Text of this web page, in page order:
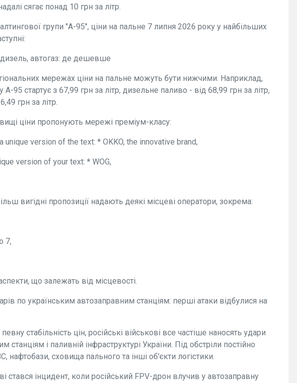
сягає понад 10 грн за літр.
групи "А-95", ціни на пальне 7 липня 2026 року у найбільших
автогаз: де дешевше
мережах ціни на пальне можуть бути нижчими. Наприклад,
А-95 стартує з 67,99 грн за літр, дизельне паливо - від 68,99 грн за літр,
грн за літр.
ціни пропонують мережі преміум-класу:
unique version of the text: * OKKO, the innovative brand,
version of your text: * WOG,
вигідні пропозиції надають деякі місцеві оператори, зокрема:
7,
що залежать від місцевості.
по українським автозаправним станціям: перші атаки відбулися на
стабільність цін, російські військові все частіше наносять удари
станціям і паливній інфраструктурі України. Під обстріли постійно
нафтобази, сховища пального та інші об'єкти логістики.
стався інцидент, коли російський FPV-дрон влучив у автозаправну